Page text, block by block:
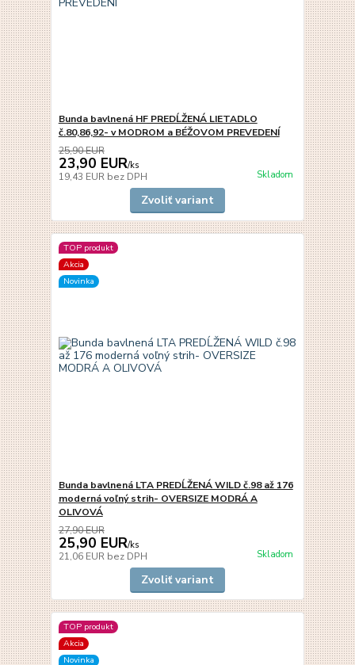
Bunda bavlnená HF PREDĹŽENÁ LIETADLO
č.80,86,92- v MODROM a BÉŽOVOM PREVEDENÍ
25,90 EUR
23,90 EUR/ks
19,43 EUR bez DPH Skladom
Zvoliť variant
TOP produkt
Akcia
Novinka
Bunda bavlnená LTA PREDĹŽENÁ WILD č.98 až 176
moderná voľný strih- OVERSIZE MODRÁ A
OLIVOVÁ
27,90 EUR
25,90 EUR/ks
21,06 EUR bez DPH Skladom
Zvoliť variant
TOP produkt
Akcia
Novinka